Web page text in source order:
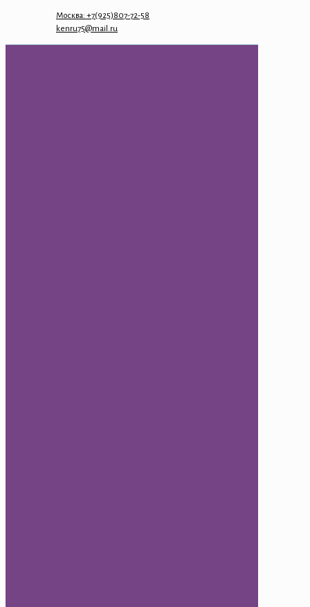
Москва: +7(925)807-72-58
kenru75@mail.ru